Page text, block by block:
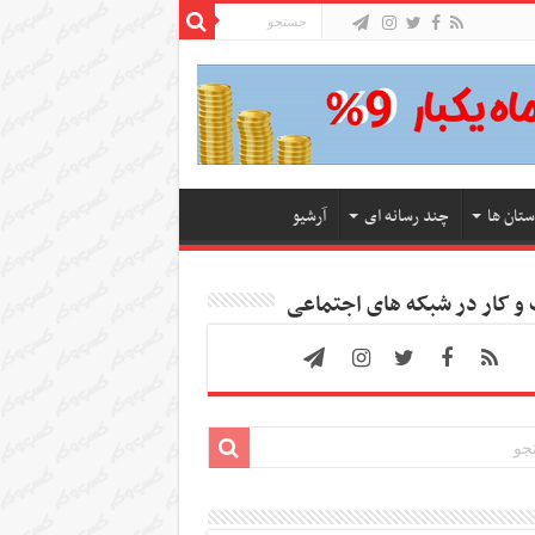
ها چند رسانه ای آرشیو
کار در شبکه های اجتماعی